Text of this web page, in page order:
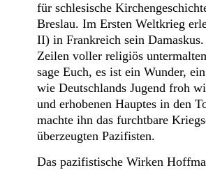
für schlesische
Breslau. Im Ersten Weltkrieg
II) in Frankreich sein
Zeilen voller religiös
sage Euch, es ist ein Wunder,
wie Deutschlands Jugend froh
und erhobenen Hauptes in den
machte ihn das furchtbare
überzeugten Pazifisten.
Das pazifistische Wirken